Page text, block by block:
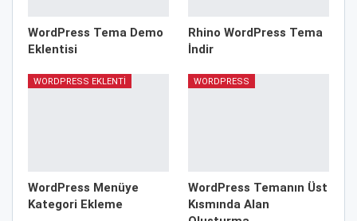
WordPress Tema Demo
Eklentisi
Rhino WordPress Tema
İndir
WORDPRESS EKLENTI
WordPress Menüye
Kategori Ekleme
WORDPRESS
WordPress Temanın Üst
Kısmında Alan